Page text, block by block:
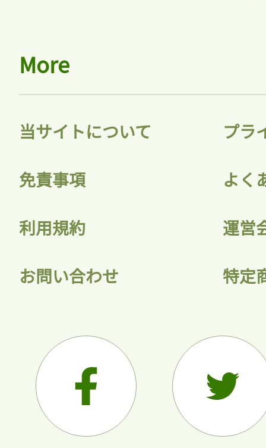
More
当サイトについて プラ
免責事項 よく
利用規約 運営
お問い合わせ 特定